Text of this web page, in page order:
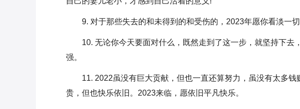
9. 对于那些失去的和未得到的和受伤的，2023年愿你看淡一
10. 无论你今天要面对什么，既然走到了这一步，就坚持下去
强。
11. 2022虽没有巨大贡献，但也一直还算努力，虽没有太多
贵，但也快乐依旧。2023来临，愿依旧平凡快乐。